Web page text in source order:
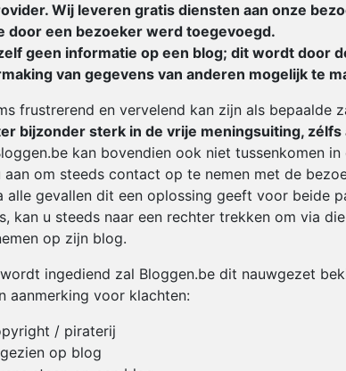
Wij leveren gratis diensten aan onze
door een bezoeker werd toegevoegd.
geen informatie op een blog; dit wordt door
van gegevens van anderen mogelijk te
frustrerend en vervelend kan zijn als bepaalde
bijzonder sterk in de vrije meningsuiting,
kan bovendien ook niet tussenkomen
aan om steeds contact op te nemen met de
alle gevallen dit een oplossing geeft voor beide
kan u steeds naar een rechter trekken om via
op zijn blog.
ingediend zal Bloggen.be dit nauwgezet
aanmerking voor klachten:
/ piraterij
op blog